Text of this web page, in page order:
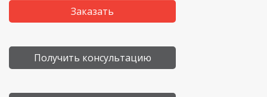
Заказать
Получить консультацию